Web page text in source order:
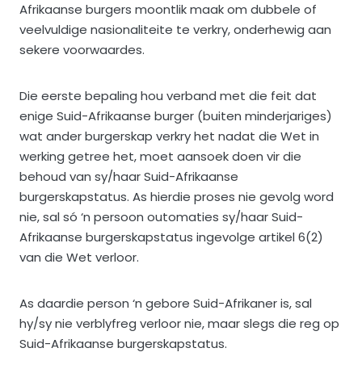
Afrikaanse burgers moontlik maak om dubbele of
veelvuldige nasionaliteite te verkry, onderhewig aan
sekere voorwaardes.
Die eerste bepaling hou verband met die feit dat
enige Suid-Afrikaanse burger (buiten minderjariges)
wat ander burgerskap verkry het nadat die Wet in
werking getree het, moet aansoek doen vir die
behoud van sy/haar Suid-Afrikaanse
burgerskapstatus. As hierdie proses nie gevolg word
nie, sal só ‘n persoon outomaties sy/haar Suid-
Afrikaanse burgerskapstatus ingevolge artikel 6(2)
van die Wet verloor.
As daardie person ‘n gebore Suid-Afrikaner is, sal
hy/sy nie verblyfreg verloor nie, maar slegs die reg op
Suid-Afrikaanse burgerskapstatus.